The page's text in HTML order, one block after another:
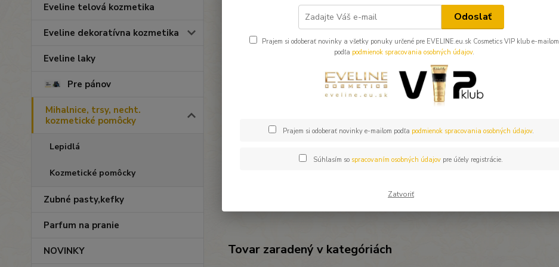
Eveline telová kozmetika
Eveline dekoratívna kozmetika
Eveline laky
Pre pánov
Mihalnice, trsy, necht.
kozmetické pomôcky
Lepidlá
Kozmetické pomôcky
Zubné pasty,kefky
Parfum na pranie
NOVINKY Tovar zaradený v kategóriách
Odoslať
Prajem si odoberať novinky a všetky ponuky určené pre EVELINE.eu.sk Cosmetics VIP klub e-mailom
podľa podmienok spracovania osobných údajov.
Prajem si odoberať novinky e-mailom podľa podmienok spracovania osobných údajov.
Súhlasím so spracovaním osobných údajov pre účely registrácie.
Zatvoriť